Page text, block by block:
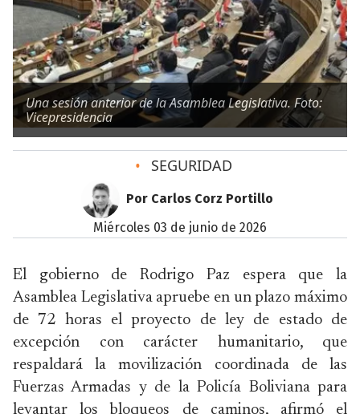
Una sesión anterior de la Asamblea Legislativa. Foto:
Vicepresidencia
• SEGURIDAD
Por Carlos Corz Portillo
miércoles 03 de junio de 2026
El gobierno de Rodrigo Paz espera que la
Asamblea Legislativa apruebe en un plazo máximo
de 72 horas el proyecto de ley de estado de
excepción con carácter humanitario, que
respaldará la movilización coordinada de las
Fuerzas Armadas y de la Policía Boliviana para
levantar los bloqueos de caminos, afirmó el